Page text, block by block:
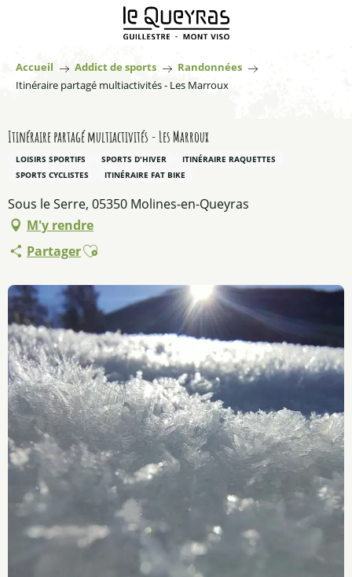
principal
Accueil Addict de sports
Randonnées
Itinéraire partagé multiactivités - Les Marroux
Itinéraire partagé multiactivités - Les Marroux
LOISIRS SPORTIFS SPORTS D'HIVER
ITINÉRAIRE RAQUETTES
SPORTS CYCLISTES
ITINÉRAIRE FAT BIKE
Sous le Serre, 05350 Molines-en-Queyras
M'y rendre
PartagerAjouter aux favoris